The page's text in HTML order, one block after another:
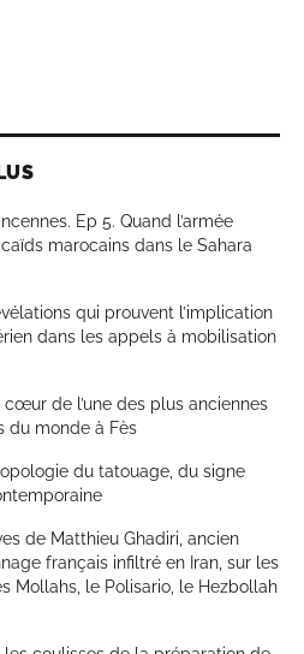
Ep 5. Quand l’armée
marocains dans le Sahara
qui prouvent l’implication
dans les appels à mobilisation
cœur de l’une des plus anciennes
du monde à Fès
du tatouage, du signe
de Matthieu Ghadiri, ancien
français infiltré en Iran, sur les
Mollahs, le Polisario, le Hezbollah